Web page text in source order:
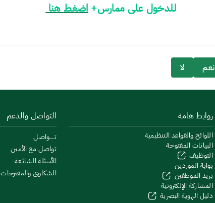
للدخول على ممارس+اضغط هنا
نعم لا
روابط هامة
اللوائح والقواعد التنظيمية
البيانات المفتوحة
التوظيف
بوابة الموردين
بريد الموظفين
المشاركة الإلكترونية
دليل الهوية البصرية
التواصل والدعم
تــــواصل
تواصل مع الأمين
الأسئلة الشائعة
الشكاوى والمقترحات